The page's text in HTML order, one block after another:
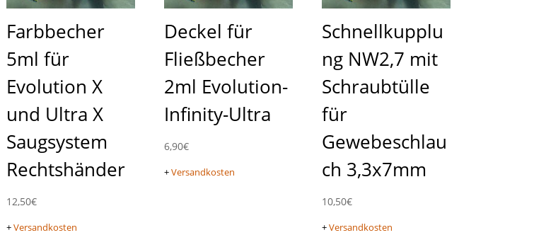
Farbbecher
5ml für
Evolution X
und Ultra X
Saugsystem
Rechtshänder
12,50€
+Versandkosten
Deckel für
Fließbecher
2ml Evolution-
Infinity-Ultra
6,90€
+Versandkosten
Schnellkupplu
ng NW2,7 mit
Schraubtülle
für
Gewebeschlau
ch 3,3x7mm
10,50€
+Versandkosten